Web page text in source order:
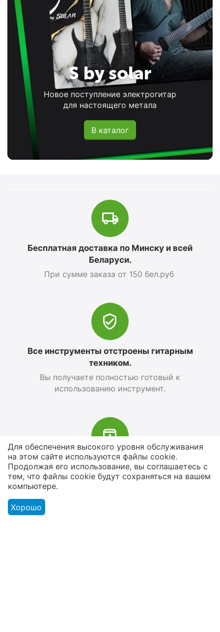
S by solar
Новое поступление электрогитар
для настоящего метала
В каталог
Бесплатная доставка по Минску и всей
Беларуси.
При сумме заказа от 150 бел.руб
Все инструменты отстроены гитарным
техником.
Вы получаете полностью готовый к
использованию инструмент.
В наличии более 4000 наименований
товаров
От расходников до сценического
Для обеспечения высокого уровня обслуживания
на этом сайте используются файлы cookie.
Продолжая его использование, вы соглашаетесь с
тем, что файлы cookie будут сохраняться на вашем
компьютере.
Хорошо